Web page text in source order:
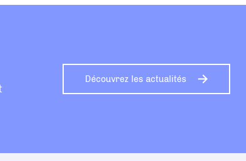
Découvrez les actualités